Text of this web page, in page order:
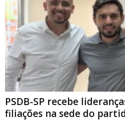
PSDB-SP recebe
filiações na sede do